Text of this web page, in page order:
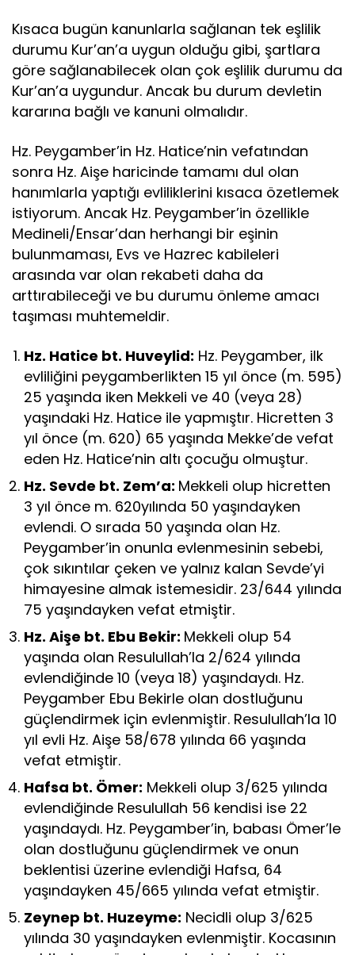
Kısaca bugün kanunlarla sağlanan tek eşlilik
durumu Kur’an’a uygun olduğu gibi, şartlara
göre sağlanabilecek olan çok eşlilik durumu da
Kur’an’a uygundur. Ancak bu durum devletin
kararına bağlı ve kanuni olmalıdır.
Hz. Peygamber’in Hz. Hatice’nin vefatından
sonra Hz. Aişe haricinde tamamı dul olan
hanımlarla yaptığı evliliklerini kısaca özetlemek
istiyorum. Ancak Hz. Peygamber’in özellikle
Medineli/Ensar’dan herhangi bir eşinin
bulunmaması, Evs ve Hazrec kabileleri
arasında var olan rekabeti daha da
arttırabileceği ve bu durumu önleme amacı
taşıması muhtemeldir.
Hz. Hatice bt. Huveylid: Hz. Peygamber, ilk
evliliğini peygamberlikten 15 yıl önce (m. 595)
25 yaşında iken Mekkeli ve 40 (veya 28)
yaşındaki Hz. Hatice ile yapmıştır. Hicretten 3
yıl önce (m. 620) 65 yaşında Mekke’de vefat
eden Hz. Hatice’nin altı çocuğu olmuştur.
Hz. Sevde bt. Zem’a: Mekkeli olup hicretten
3 yıl önce m. 620yılında 50 yaşındayken
evlendi. O sırada 50 yaşında olan Hz.
Peygamber’in onunla evlenmesinin sebebi,
çok sıkıntılar çeken ve yalnız kalan Sevde’yi
himayesine almak istemesidir. 23/644 yılında
75 yaşındayken vefat etmiştir.
Hz. Aişe bt. Ebu Bekir: Mekkeli olup 54
yaşında olan Resulullah’la 2/624 yılında
evlendiğinde 10 (veya 18) yaşındaydı. Hz.
Peygamber Ebu Bekirle olan dostluğunu
güçlendirmek için evlenmiştir. Resulullah’la 10
yıl evli Hz. Aişe 58/678 yılında 66 yaşında
vefat etmiştir.
Hafsa bt. Ömer: Mekkeli olup 3/625 yılında
evlendiğinde Resulullah 56 kendisi ise 22
yaşındaydı. Hz. Peygamber’in, babası Ömer’le
olan dostluğunu güçlendirmek ve onun
beklentisi üzerine evlendiği Hafsa, 64
yaşındayken 45/665 yılında vefat etmiştir.
Zeynep bt. Huzeyme: Necidli olup 3/625
yılında 30 yaşındayken evlenmiştir. Kocasının